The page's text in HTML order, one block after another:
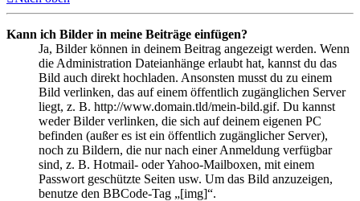
Kann ich Bilder in meine Beiträge einfügen?
Ja, Bilder können in deinem Beitrag angezeigt werden. Wenn
die Administration Dateianhänge erlaubt hat, kannst du das
Bild auch direkt hochladen. Ansonsten musst du zu einem
Bild verlinken, das auf einem öffentlich zugänglichen Server
liegt, z. B. http://www.domain.tld/mein-bild.gif. Du kannst
weder Bilder verlinken, die sich auf deinem eigenen PC
befinden (außer es ist ein öffentlich zugänglicher Server),
noch zu Bildern, die nur nach einer Anmeldung verfügbar
sind, z. B. Hotmail- oder Yahoo-Mailboxen, mit einem
Passwort geschützte Seiten usw. Um das Bild anzuzeigen,
benutze den BBCode-Tag „[img]“.